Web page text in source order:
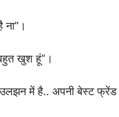
ना”।
बहुत खुश हूं”।
में है.. अपनी बेस्ट फ्रेंड